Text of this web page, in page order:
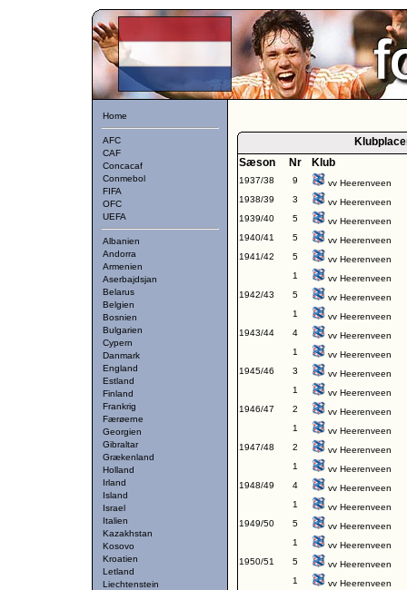
Home
AFC
CAF
Concacaf
Conmebol
FIFA
OFC
UEFA
Albanien
Andorra
Armenien
Aserbajdsjan
Belarus
Belgien
Bosnien
Bulgarien
Cypern
Danmark
England
Estland
Finland
Frankrig
Færøerne
Georgien
Gibraltar
Grækenland
Holland
Irland
Island
Israel
Italien
Kazakhstan
Kosovo
Kroatien
Letland
Liechtenstein
Sæson
Nr Klub
1937/38 9
vv Heerenveen
1938/39
3
vv Heerenveen
1939/40
5
vv Heerenveen
1940/41
5
vv Heerenveen
1941/42
5
vv Heerenveen
1
vv Heerenveen
1942/43
5
vv Heerenveen
1
vv Heerenveen
1943/44
4
vv Heerenveen
1
vv Heerenveen
1945/46
3
vv Heerenveen
1
vv Heerenveen
1946/47
2
vv Heerenveen
1
vv Heerenveen
1947/48
2
vv Heerenveen
1
vv Heerenveen
1948/49
4
vv Heerenveen
1
vv Heerenveen
1949/50
5
vv Heerenveen
1
vv Heerenveen
1950/51
5
vv Heerenveen
1
vv Heerenveen